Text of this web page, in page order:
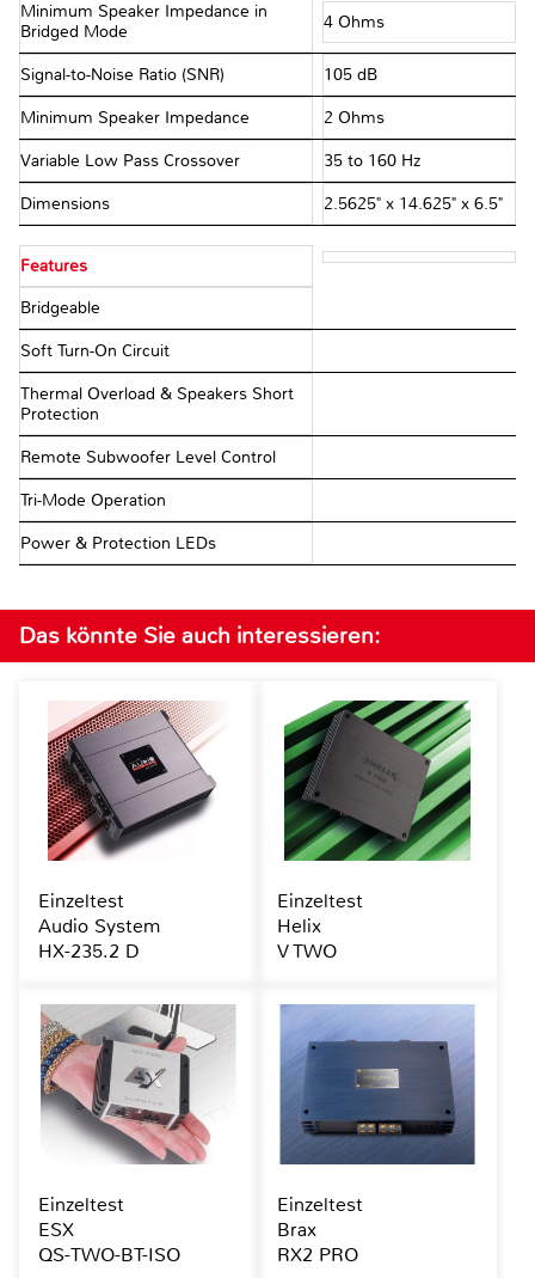
Minimum Speaker Impedance in
Bridged Mode
4 Ohms
Signal-to-Noise Ratio (SNR) 105 dB
Minimum Speaker Impedance 2 Ohms
Variable Low Pass Crossover 35 to 160 Hz
Dimensions 2.5625" x 14.625" x 6.5"
Features
Bridgeable
Soft Turn-On Circuit
Thermal Overload & Speakers Short
Protection
Remote Subwoofer Level Control
Tri-Mode Operation
Power & Protection LEDs
Das könnte Sie auch interessieren:
Einzeltest
Audio System
HX-235.2 D
Einzeltest
Helix
V TWO
Einzeltest
ESX
QS-TWO-BT-ISO
Einzeltest
Brax
RX2 PRO